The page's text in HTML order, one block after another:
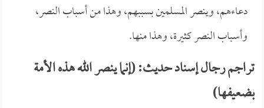
دعاءهم، وينصر المسلمين بسببهم، وهذا من أسباب النصر،
وأسباب النصر كثيرة، وهذا منها.
تراجم رجال إسناد حديث: (إنما ينصر الله هذه الأمة
بضعيفها)